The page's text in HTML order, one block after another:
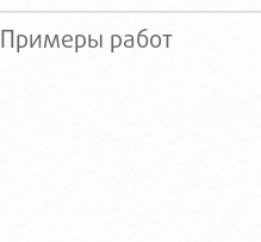
Примеры работ